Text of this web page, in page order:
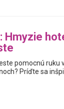
Hmyzie
pomocnú ruku
Príďte sa